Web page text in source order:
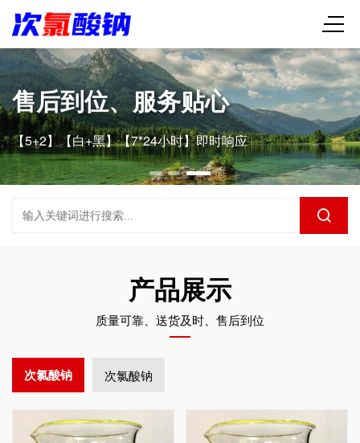
售后到位、服务贴心
【5+2】【白+黑】【7*24小时】即时响应
产品展示
质量可靠、送货及时、售后到位
次氯酸钠 次氯酸钠